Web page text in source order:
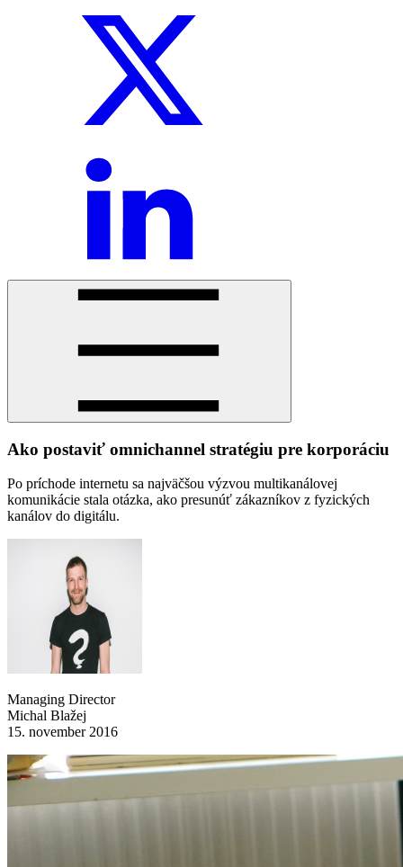
Ako postaviť omnichannel stratégiu pre korporáciu
Po príchode internetu sa najväčšou výzvou multikanálovej
komunikácie stala otázka, ako presunúť zákazníkov z fyzických
kanálov do digitálu.
Managing Director
Michal Blažej
15. november 2016